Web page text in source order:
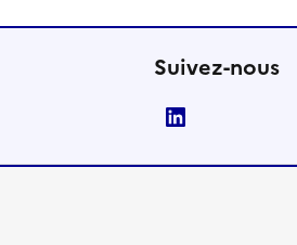
Suivez-nous